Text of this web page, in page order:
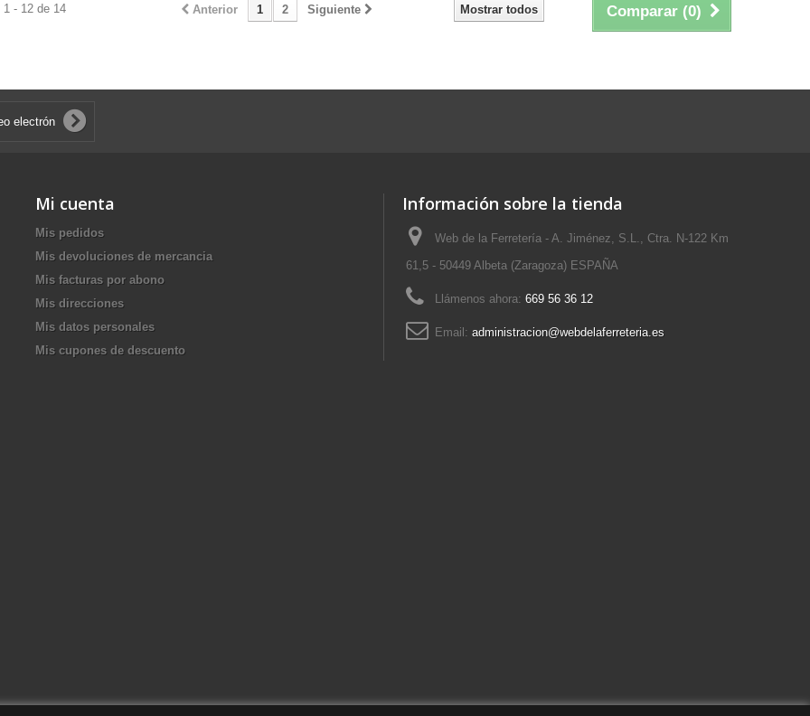
Comparar (0)
Mostrar todos
Anterior 1 2 Siguiente
1 - 12 de 14
Mi cuenta
Mis pedidos
Mis devoluciones de mercancia
Mis facturas por abono
Mis direcciones
Mis datos personales
Mis cupones de descuento
Información sobre la tienda
Web de la Ferretería - A. Jiménez, S.L., Ctra. N-122 Km
61,5 - 50449 Albeta (Zaragoza) ESPAÑA
Llámenos ahora: 669 56 36 12
Email: administracion@webdelaferreteria.es